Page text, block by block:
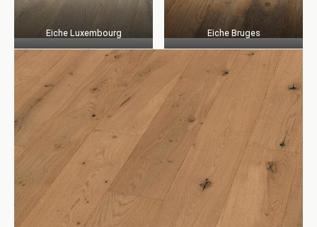
Eiche Luxembourg Eiche Bruges